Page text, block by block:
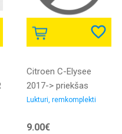
Citroen C-Elysee
2017-> priekšas
rāmis luktura
komplekts
Lukturi, remkomplekti
9.00€